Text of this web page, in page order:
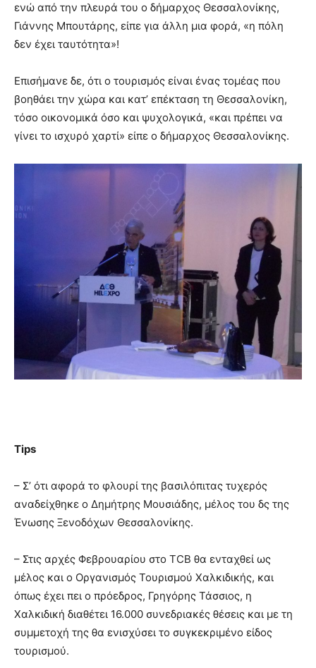
ενώ από την πλευρά του ο δήμαρχος Θεσσαλονίκης,
Γιάννης Μπουτάρης, είπε για άλλη μια φορά, «η πόλη
δεν έχει ταυτότητα»!
Επισήμανε δε, ότι ο τουρισμός είναι ένας τομέας που
βοηθάει την χώρα και κατ’ επέκταση τη Θεσσαλονίκη,
τόσο οικονομικά όσο και ψυχολογικά, «και πρέπει να
γίνει το ισχυρό χαρτί» είπε ο δήμαρχος Θεσσαλονίκης.
Tips
– Σ’ ότι αφορά το φλουρί της βασιλόπιτας τυχερός
αναδείχθηκε ο Δημήτρης Μουσιάδης, μέλος του δς της
Ένωσης Ξενοδόχων Θεσσαλονίκης.
– Στις αρχές Φεβρουαρίου στο TCB θα ενταχθεί ως
μέλος και ο Οργανισμός Τουρισμού Χαλκιδικής, και
όπως έχει πει ο πρόεδρος, Γρηγόρης Τάσσιος, η
Χαλκιδική διαθέτει 16.000 συνεδριακές θέσεις και με τη
συμμετοχή της θα ενισχύσει το συγκεκριμένο είδος
τουρισμού.